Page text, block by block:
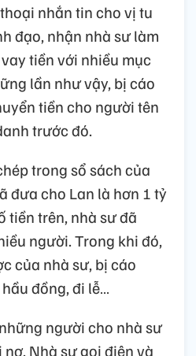
nhắn tin cho vị tu
đạo, nhận nhà sư làm
tiền với nhiều mục
lần như vậy, bị cáo
tiền cho người tên
trước đó.
trong sổ sách của
đưa cho Lan là hơn 1 tỷ
tiền trên, nhà sư đã
người. Trong khi đó,
của nhà sư, bị cáo
đồng, đi lễ…
người cho nhà sư
Nhà sư gọi điện và